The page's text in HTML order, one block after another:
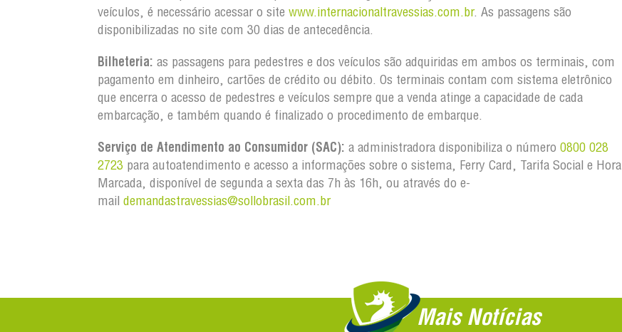
veículos, é necessário acessar o site www.internacionaltravessias.com.br. As passagens são
disponibilizadas no site com 30 dias de antecedência.
Bilheteria: as passagens para pedestres e dos veículos são adquiridas em ambos os terminais, com
pagamento em dinheiro, cartões de crédito ou débito. Os terminais contam com sistema eletrônico
que encerra o acesso de pedestres e veículos sempre que a venda atinge a capacidade de cada
embarcação, e também quando é finalizado o procedimento de embarque.
Serviço de Atendimento ao Consumidor (SAC): a administradora disponibiliza o número 0800 028
2723 para autoatendimento e acesso a informações sobre o sistema, Ferry Card, Tarifa Social e Hora
Marcada, disponível de segunda a sexta das 7h às 16h, ou através do e-
mail demandastravessias@sollobrasil.com.br
Mais Notícias